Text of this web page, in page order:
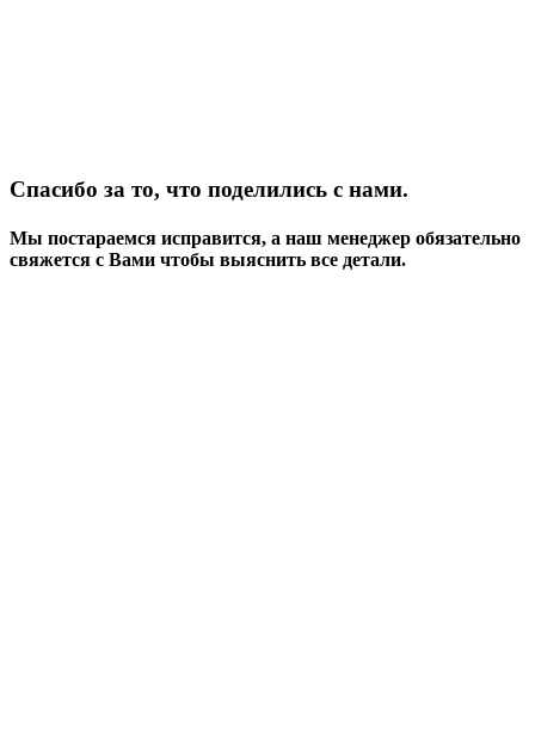
Спасибо за то, что поделились с нами.
Мы постараемся исправится, а наш менеджер обязательно
свяжется с Вами чтобы выяснить все детали.